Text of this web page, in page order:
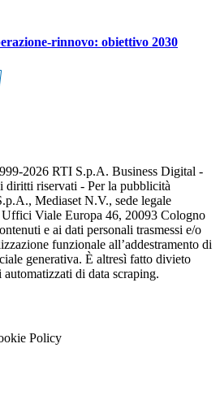
rinnovo: obiettivo 2030
2026 RTI S.p.A. Business Digital -
diritti riservati - Per la pubblicità
Mediaset N.V., sede legale
Uffici Viale Europa 46, 20093 Cologno
e ai dati personali trasmessi e/o
funzionale all’addestramento di
generativa. È altresì fatto divieto
di data scraping.
Policy